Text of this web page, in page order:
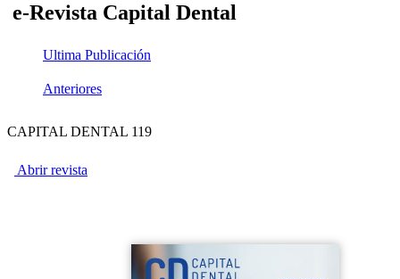
e-Revista Capital Dental
Ultima Publicación
Anteriores
CAPITAL DENTAL 119
Abrir revista